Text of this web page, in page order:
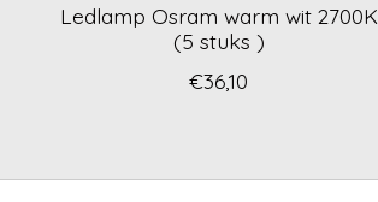
Ledlamp Osram warm wit 2700K
(5 stuks )
€36,10